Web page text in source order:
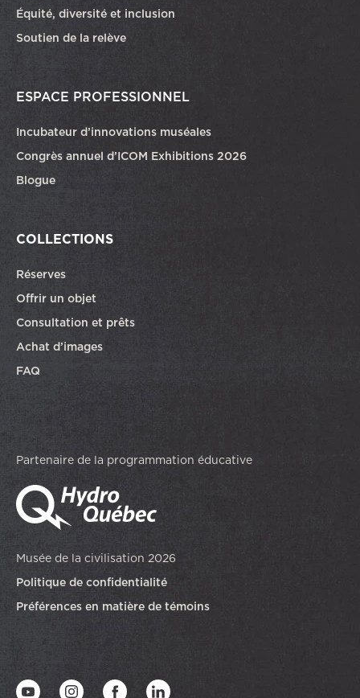
Équité, diversité et inclusion
Soutien de la relève
ESPACE PROFESSIONNEL
Incubateur d’innovations muséales
Congrès annuel d’ICOM Exhibitions 2026
Blogue
COLLECTIONS
Réserves
Offrir un objet
Consultation et prêts
Achat d’images
FAQ
Partenaire de la programmation éducative
Musée de la civilisation 2026
Politique de confidentialité
Préférences en matière de témoins